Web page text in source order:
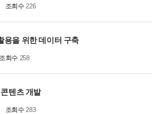
조회수226
용을 위한 데이터 구축
조회수 258
텐츠 개발
조회수283